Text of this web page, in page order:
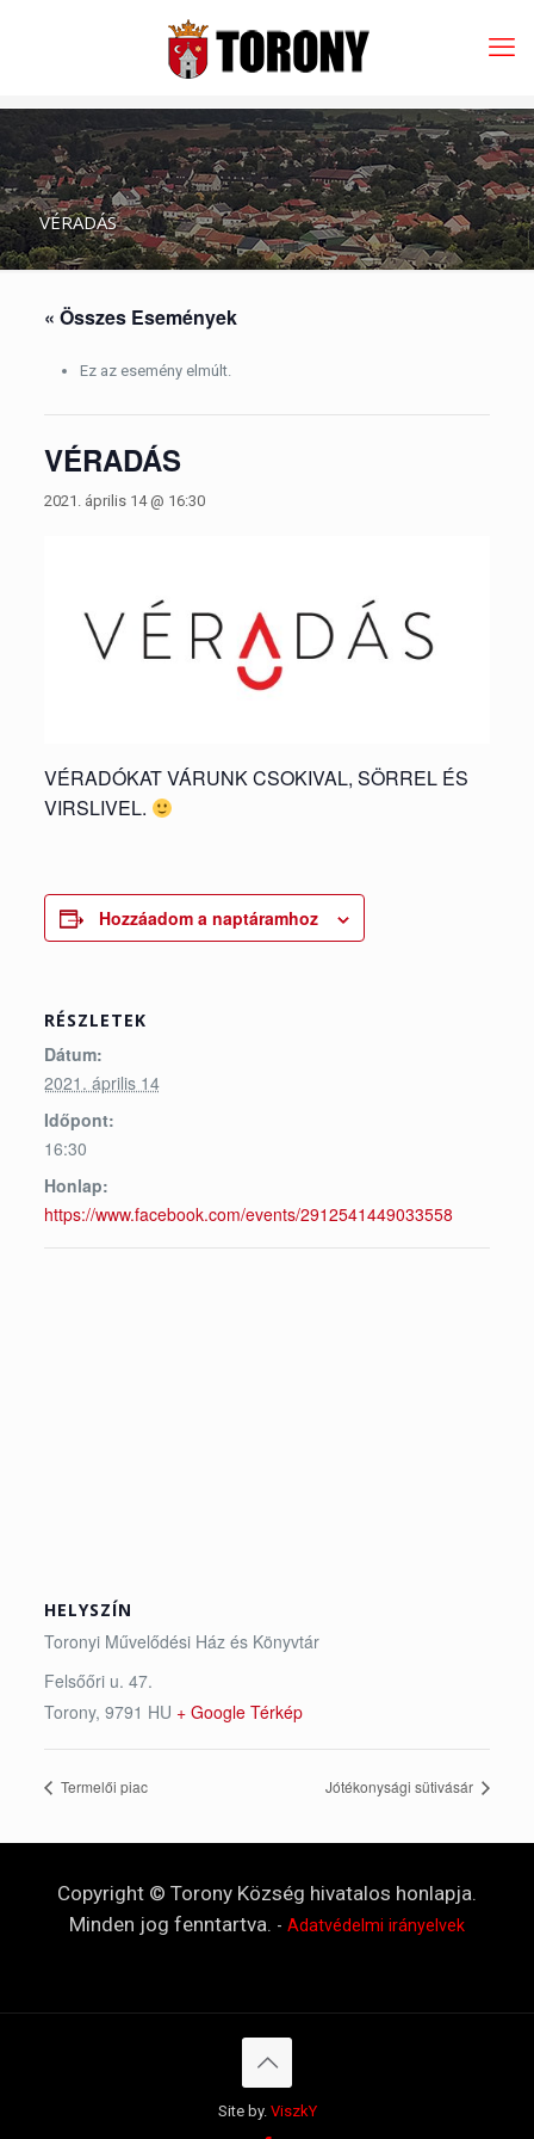
VÉRADÁS
« Összes Események
Ez az esemény elmúlt.
VÉRADÁS
2021. április 14 @ 16:30
VÉRADÓKAT VÁRUNK CSOKIVAL, SÖRREL ÉS
VIRSLIVEL.
Hozzáadom a naptáramhoz
RÉSZLETEK
Dátum:
2021. április 14
Időpont:
16:30
Honlap:
https://www.facebook.com/events/2912541449033558
HELYSZÍN
Toronyi Művelődési Ház és Könyvtár
Felsőőri u. 47.
Torony, 9791 HU + Google Térkép
Termelői piac Jótékonysági sütivásár
Copyright © Torony Község hivatalos honlapja.
Minden jog fenntartva. - Adatvédelmi irányelvek
Site by. ViszkY